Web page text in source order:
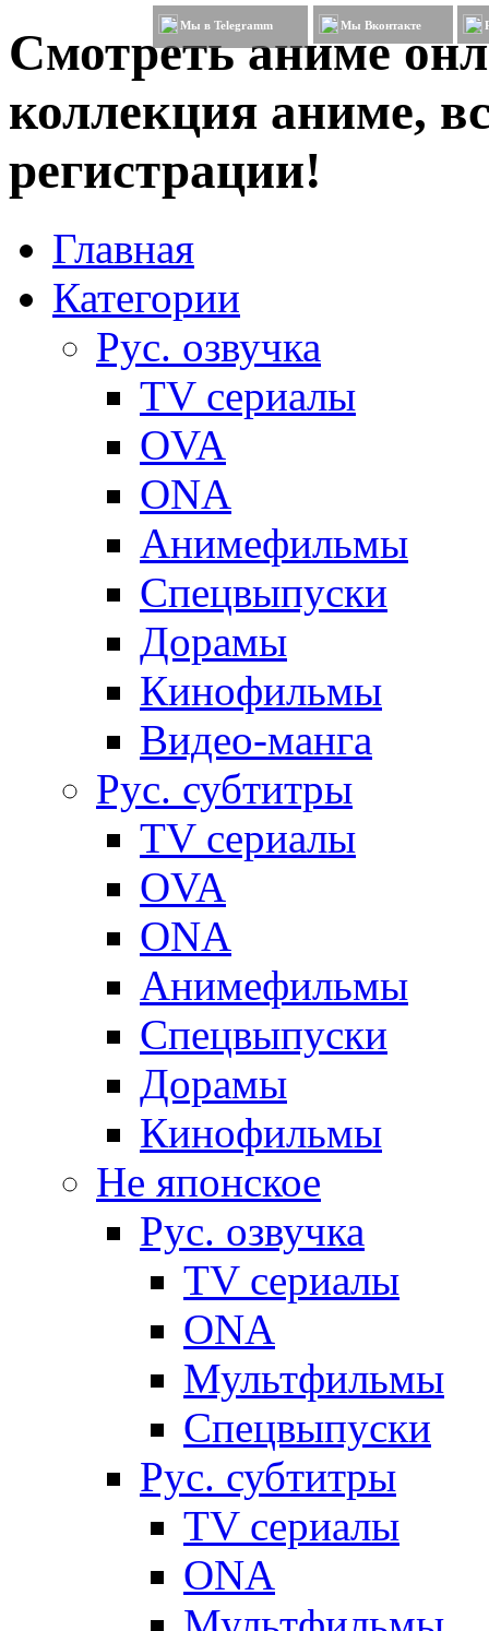
Смотреть аниме
коллекция аниме,
регистрации!
Мы в Telegramm Мы Вконтакте
Главная
Категории
Рус. озвучка
TV сериалы
OVA
ONA
Анимефильмы
Спецвыпуски
Дорамы
Кинофильмы
Видео-манга
Рус. субтитры
TV сериалы
OVA
ONA
Анимефильмы
Спецвыпуски
Дорамы
Кинофильмы
Не японское
Рус. озвучка
TV сериалы
ONA
Мультфильмы
Спецвыпуски
Рус. субтитры
TV сериалы
ONA